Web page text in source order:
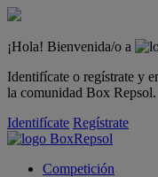
¡Hola! Bienvenida/o a
Identifícate o regístrate y
la comunidad Box Repsol.
Identifícate Regístrate
Competición